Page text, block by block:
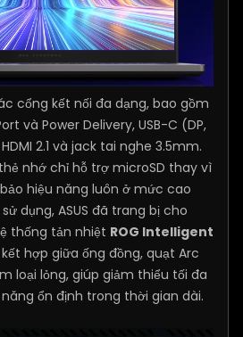
cổng kết nối đa dạng, bao gồm
và Power Delivery, USB-C (DP,
2.1 và jack tai nghe 3.5mm.
nhớ chỉ hỗ trợ microSD thay vì
hiệu năng luôn ở mức cao
dụng, ASUS đã trang bị cho
thống tản nhiệt ROG Intelligent
hợp giữa ống đồng, quạt Arc
loại lỏng, giúp giảm thiểu tối đa
ổn định trong thời gian dài.